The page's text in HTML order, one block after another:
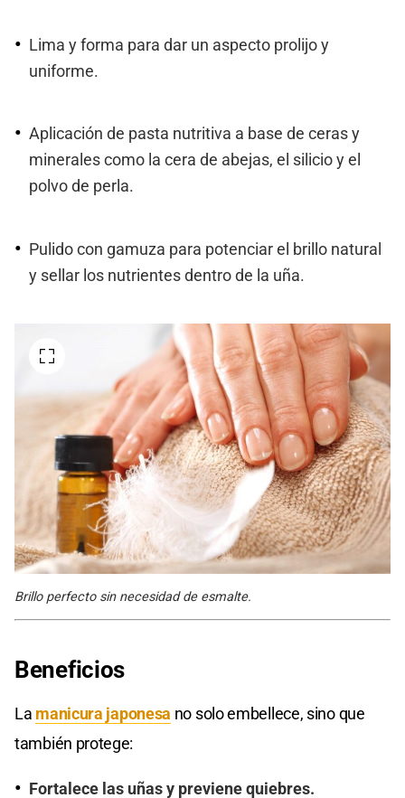
Lima y forma para dar un aspecto prolijo y
uniforme.
Aplicación de pasta nutritiva a base de ceras y
minerales como la cera de abejas, el silicio y el
polvo de perla.
Pulido con gamuza para potenciar el brillo natural
y sellar los nutrientes dentro de la uña.
Brillo perfecto sin necesidad de esmalte.
Beneficios
La manicura japonesa no solo embellece, sino que
también protege:
Fortalece las uñas y previene quiebres.